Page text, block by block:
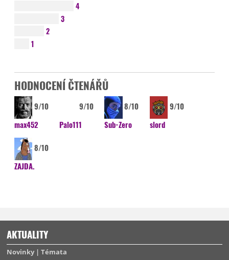
4
3
2
1
HODNOCENÍ ČTENÁŘŮ
9/10
max452
9/10
Palo111
8/10
Sub-Zero
9/10
slord
8/10
ZAJDA.
AKTUALITY
Novinky Témata